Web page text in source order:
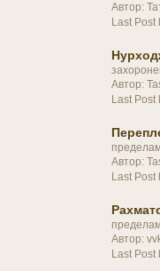
Автор:
Last Post
Автор:
Last Post
Автор:
Last Post
Автор:
Last Post